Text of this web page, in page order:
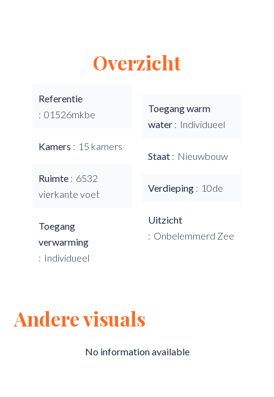
Overzicht
Referentie
01526mkbe
Kamers 15 kamers
Ruimte
6532
vierkante voet
Toegang
verwarming
Individueel
Toegang warm
water
Individueel
Staat Nieuwbouw
Verdieping 10de
Uitzicht
Onbelemmerd Zee
Andere visuals
No information available